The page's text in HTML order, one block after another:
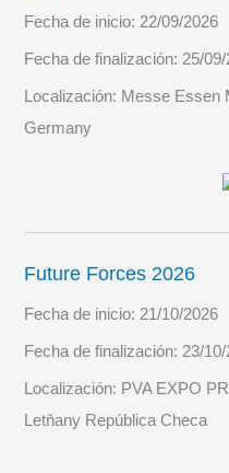
Fecha de inicio: 22/09/2026
Fecha de finalización: 25/
Localización: Messe Essen
Germany
Future Forces 2026
Fecha de inicio: 21/10/2026
Fecha de finalización: 23/
Localización: PVA EXPO
Letňany República Checa